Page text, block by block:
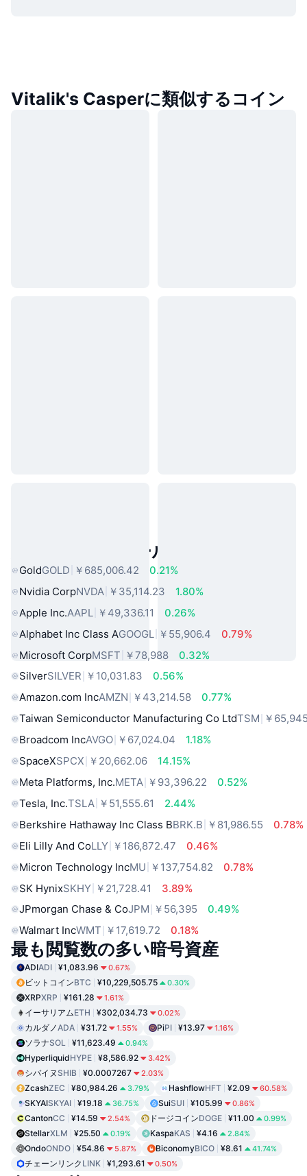
Vitalik's Casperに類似するコイン
人気のリアルワールドアセット
GoldGOLD ￥685,006.42
0.21%
Nvidia CorpNVDA ￥35,114.23
1.80%
Apple Inc.AAPL ￥49,336.11
0.26%
Alphabet Inc Class AGOOGL ￥55,906.4
0.79%
Microsoft CorpMSFT ￥78,988
0.32%
SilverSILVER ￥10,031.83
0.56%
Amazon.com IncAMZN ￥43,214.58
0.77%
Taiwan Semiconductor Manufacturing Co LtdTSM ￥
Broadcom IncAVGO ￥67,024.04
1.18%
SpaceXSPCX ￥20,662.06
14.15%
Meta Platforms, Inc.META ￥93,396.22
0.52%
Tesla, Inc.TSLA ￥51,555.61
2.44%
Berkshire Hathaway Inc Class BBRK.B ￥81,986.55
0.78%
Eli Lilly And CoLLY ￥186,872.47
0.46%
Micron Technology IncMU ￥137,754.82
0.78%
SK HynixSKHY ￥21,728.41
3.89%
JPmorgan Chase & CoJPM ￥56,395
0.49%
Walmart IncWMT ￥17,619.72 0.18%
最も閲覧数の多い暗号資産
ADIADI ¥1,083.96 0.67%
ビットコインBTC ¥10,229,505.75 0.30%
XRPXRP ¥161.28 1.61%
イーサリアムETH ¥302,034.73 0.02%
カルダノADA ¥31.72 1.55% PiPI ¥13.97 1.16%
ソラナSOL ¥11,623.49 0.94%
HyperliquidHYPE ¥8,586.92 3.42%
シバイヌ SHIB ¥0.0007267 2.03%
ZcashZEC ¥80,984.26 3.79% HashflowHFT ¥2.09 60.58%
SKYAISKYAI ¥19.18 36.75% SuiSUI ¥105.99 0.86%
CantonCC ¥14.59 2.54% ドージコインDOGE ¥11.00 0.99%
StellarXLM ¥25.50 0.19% KaspaKAS ¥4.16 2.84%
OndoONDO ¥54.86 5.87% BiconomyBICO ¥8.61 41.74%
チェーンリンク LINK ¥1,293.61 0.50%